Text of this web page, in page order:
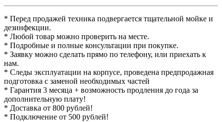
* Перед продажей техника подвергается тщательной мойке и
дезинфекции.
* Любой товар можно проверить на месте.
* Подробные и полные консультации при покупке.
* Заявку можно сделать прямо по телефону, или приехать к
нам.
* Следы эксплуатации на корпусе, проведена предпродажная
подготовка с заменой необходимых частей
* Гарантия 3 месяца + возможность продления до года за
дополнительную плату!
* Доставка от 800 рублей!
* Подключение от 500 рублей!